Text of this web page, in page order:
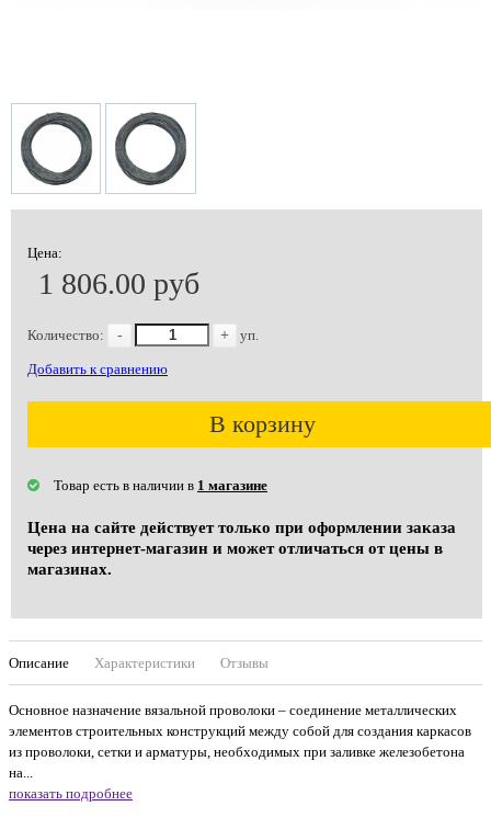
Цена:
1 806.00 руб
Количество: - + уп.
Добавить к сравнению
В корзину
Товар есть в наличии в 1 магазине
Цена на сайте действует только при оформлении заказа
через интернет-магазин и может отличаться от цены в
магазинах.
Описание Характеристики Отзывы
Основное назначение вязальной проволоки – соединение металлических
элементов строительных конструкций между собой для создания каркасов
из проволоки, сетки и арматуры, необходимых при заливке железобетона
на...
показать подробнее